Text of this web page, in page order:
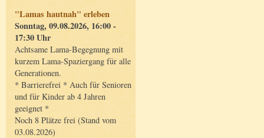
"Lamas hautnah" erleben
Sonntag, 09.08.2026, 16:00 -
17:30 Uhr
Achtsame Lama-Begegnung mit
kurzem Lama-Spaziergang für alle
Generationen.
* Barrierefrei * Auch für Senioren
und für Kinder ab 4 Jahren
geeignet *
Noch 8 Plätze frei (Stand vom
03.08.2026)